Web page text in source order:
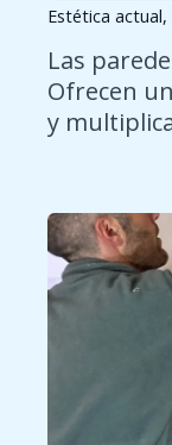
Estética
Las
Ofrecen
y